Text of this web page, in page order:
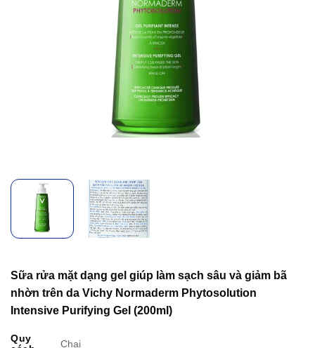
Sữa rửa mặt dạng gel giúp làm sạch sâu và giảm bã
nhờn trên da Vichy Normaderm Phytosolution
Intensive Purifying Gel (200ml)
Quy
Chai